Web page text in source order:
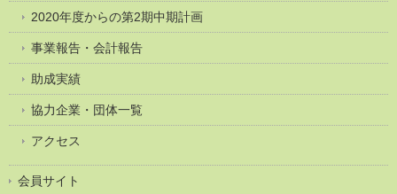
2020年度からの第2期中期計画
事業報告・会計報告
助成実績
協力企業・団体一覧
アクセス
会員サイト